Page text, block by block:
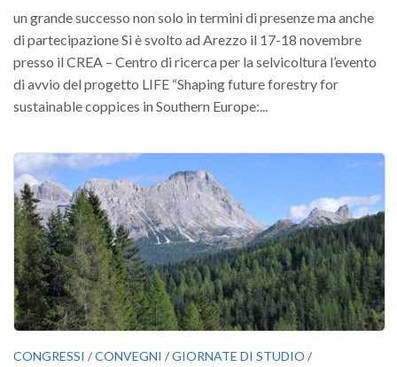
Cartella Stampa
Comunicati
Infografiche
Video
SISEF Notebook (Rassegna Stampa)
SISEF Eventi
SISEF@Facebook
@SISEF Tweets
@ForestTweeting
SISEF Publishing
un grande successo non solo in termini di presenze ma anche
di partecipazione Si è svolto ad Arezzo il 17-18 novembre
presso il CREA – Centro di ricerca per la selvicoltura l’evento
di avvio del progetto LIFE “Shaping future forestry for
sustainable coppices in Southern Europe:...
CONGRESSI /CONVEGNI /GIORNATE DI STUDIO /